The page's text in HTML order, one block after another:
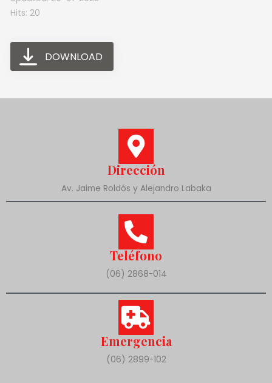
Hits: 20
DOWNLOAD
Dirección
Av. Jaime Roldós y Alejandro Labaka
Teléfono
(06) 2868-014
Emergencia
(06) 2899-102